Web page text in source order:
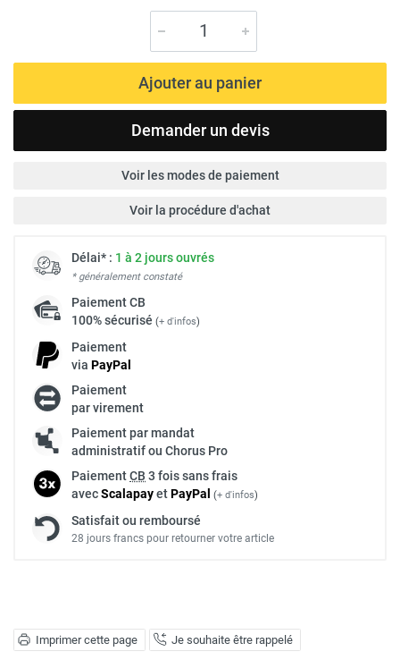
Imprimer cette page Je souhaite être rappelé
Ajouter au panier
Demander un devis
Voir les modes de paiement
Voir la procédure d'achat
Délai* : 1 à 2 jours ouvrés
* généralement constaté
PaiementCB
100% sécurisé (+ d'infos)
Paiement
via PayPal
Paiement
par virement
Paiement par mandat
administratif ou Chorus Pro
PaiementCB 3 fois sans frais
avecScalapayetPayPal (+ d'infos)
Satisfait ou remboursé
28 jours francs pour retourner votre article